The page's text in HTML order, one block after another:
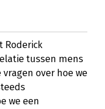
Roderick
tussen mens
over hoe we
we een